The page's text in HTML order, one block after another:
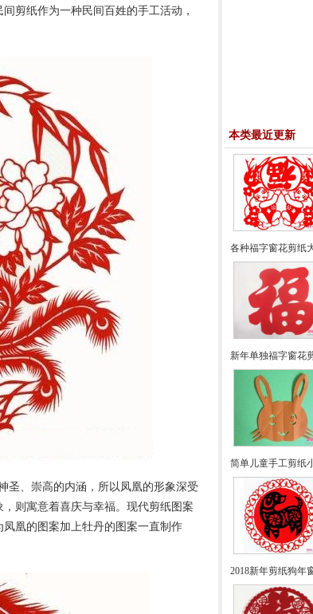
剪纸作为一种民间百姓的手工活动，
圣、崇高的内涵，所以凤凰的形象深受
则寓意着喜庆与幸福。现代剪纸图案
凰的图案加上牡丹的图案一直制作
本类最近更新
各种福字窗花剪纸
新年单独福字窗花
简单儿童手工剪纸
2018新年剪纸狗年